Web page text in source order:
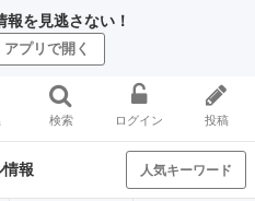
を見逃さない！
アプリで開く
検索 ログイン 投稿
報 人気キーワード